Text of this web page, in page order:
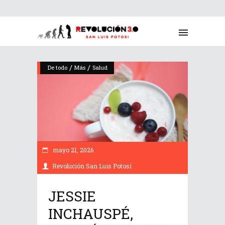
De todo / Más / Salud
mayo 21, 2026
Revolución San Luis Potosí
JESSIE
INCHAUSPÉ,